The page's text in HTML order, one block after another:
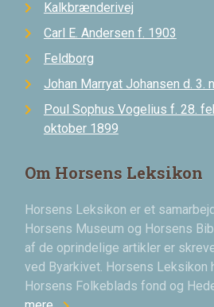
Kalkbrænderivej
Carl E. Andersen f. 1903
Feldborg
Johan Marryat Johansen d. 3.
Poul Sophus Vogelius f. 28.
oktober 1899
Om Horsens Leksikon
Horsens Leksikon er et
Horsens Museum og Horsens
af de oprindelige artikler er
ved Byarkivet. Horsens Leksikon
Horsens Folkeblads fond og